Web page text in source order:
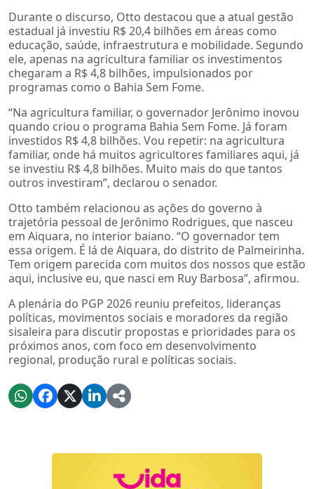
Durante o discurso, Otto destacou que a atual gestão
estadual já investiu R$ 20,4 bilhões em áreas como
educação, saúde, infraestrutura e mobilidade. Segundo
ele, apenas na agricultura familiar os investimentos
chegaram a R$ 4,8 bilhões, impulsionados por
programas como o Bahia Sem Fome.
“Na agricultura familiar, o governador Jerônimo inovou
quando criou o programa Bahia Sem Fome. Já foram
investidos R$ 4,8 bilhões. Vou repetir: na agricultura
familiar, onde há muitos agricultores familiares aqui, já
se investiu R$ 4,8 bilhões. Muito mais do que tantos
outros investiram”, declarou o senador.
Otto também relacionou as ações do governo à
trajetória pessoal de Jerônimo Rodrigues, que nasceu
em Aiquara, no interior baiano. “O governador tem
essa origem. É lá de Aiquara, do distrito de Palmeirinha.
Tem origem parecida com muitos dos nossos que estão
aqui, inclusive eu, que nasci em Ruy Barbosa”, afirmou.
A plenária do PGP 2026 reuniu prefeitos, lideranças
políticas, movimentos sociais e moradores da região
sisaleira para discutir propostas e prioridades para os
próximos anos, com foco em desenvolvimento
regional, produção rural e políticas sociais.